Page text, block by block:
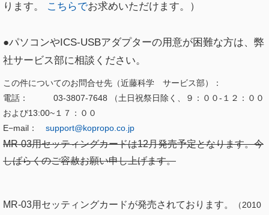
ります。
こちらでお求めいただけます。）
●パソコンやICS-USBアダプターの用意が困難な方は、弊
社サービス部に相談ください。
この件についてのお問合せ先（近藤科学 サービス部）：
電話： 03-3807-7648 （土日祝祭日除く、９：００-１２：００
および13:00~１７：００
E−mail： support@kopropo.co.jp
MR-03用セッティングカードは12月発売予定となります。今
しばらくのご容赦お願い申し上げます。
MR-03用セッティングカードが発売されております。
（2010